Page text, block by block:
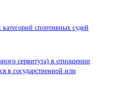
спортивных судей
сервитута) в отношении
в государственной или